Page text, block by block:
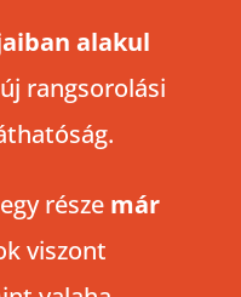
alakul
rangsorolási
része már
viszont